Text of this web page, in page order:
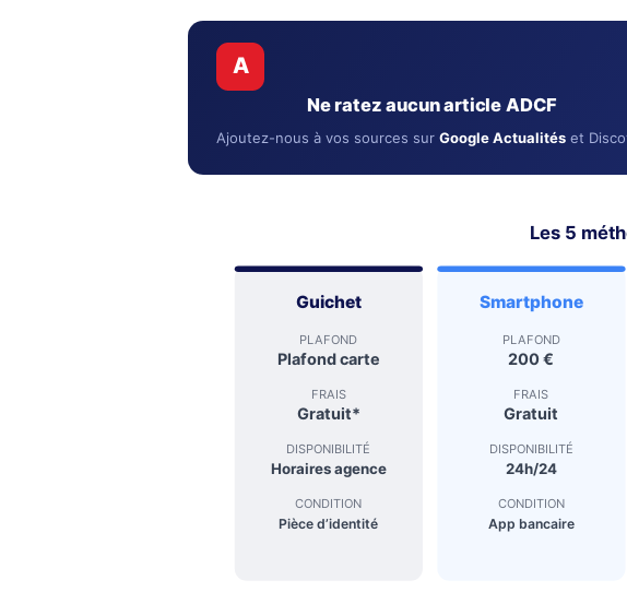
A
Ne ratez aucun article ADCF
Ajoutez-nous à vos sources sur Google Actualités et
Les 5
Guichet
PLAFOND
Plafond carte
FRAIS
Gratuit*
DISPONIBILITÉ
Horaires agence
CONDITION
Pièce d’identité
Smartphone
PLAFOND
200 €
FRAIS
Gratuit
DISPONIBILITÉ
24h/24
CONDITION
App bancaire